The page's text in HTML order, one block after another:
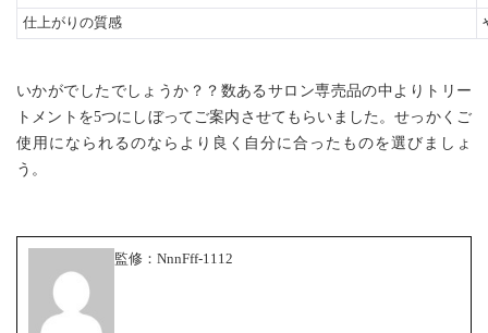
仕上がりの質感
いかがでしたでしょうか？？数あるサロン専売品の中よりトリー
トメントを5つにしぼってご案内させてもらいました。せっかくご
使用になられるのならより良く自分に合ったものを選びましょ
う。
監修：NnnFff-1112